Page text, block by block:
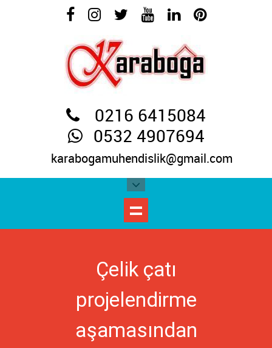
0216 6415084
0532 4907694
karabogamuhendislik@gmail.com
Çelik çatı
projelendirme
aşamasından